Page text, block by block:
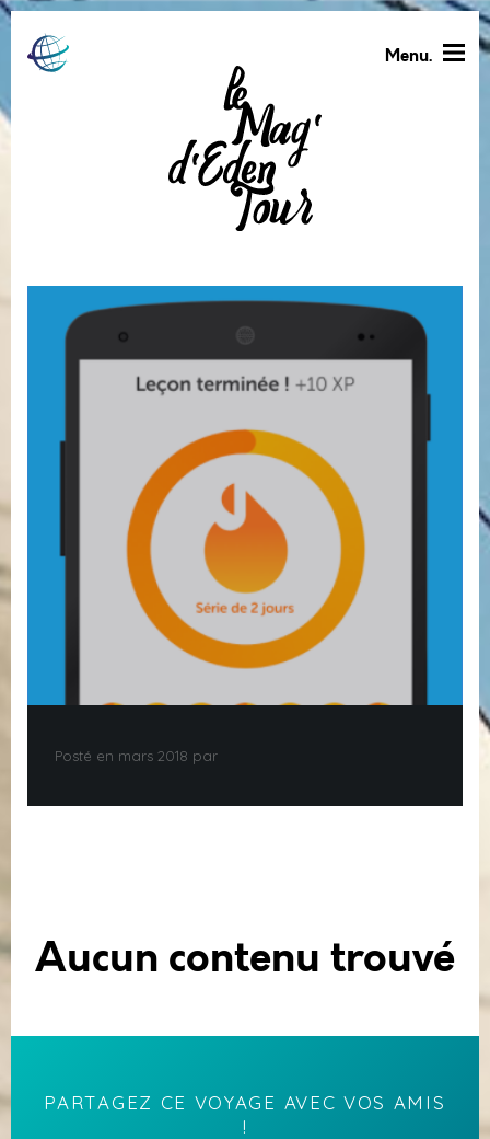
Menu.
Posté en mars 2018 par
Aucun contenu trouvé
PARTAGEZ CE VOYAGE AVEC VOS AMIS
!